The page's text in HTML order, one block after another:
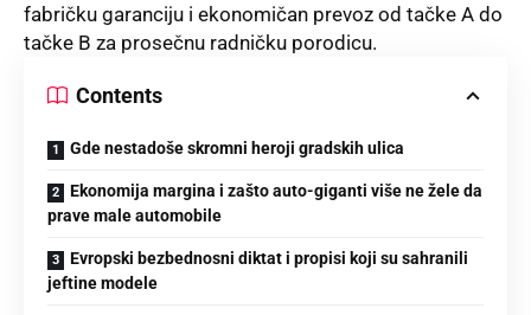
fabričku garanciju i ekonomičan prevoz od tačke A do
tačke B za prosečnu radničku porodicu.
Contents
Gde nestadoše skromni heroji gradskih ulica
Ekonomija margina i zašto auto-giganti više ne žele da
prave male automobile
Evropski bezbednosni diktat i propisi koji su sahranili
jeftine modele